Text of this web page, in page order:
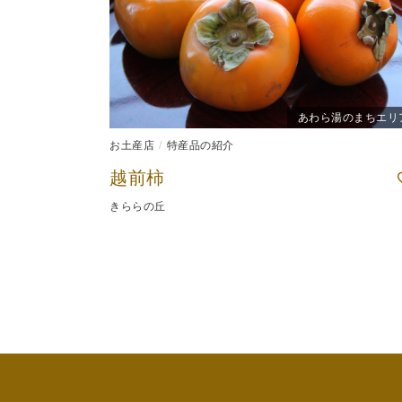
あわら湯のまちエリ
お土産店 特産品の紹介
越前柿
きららの丘